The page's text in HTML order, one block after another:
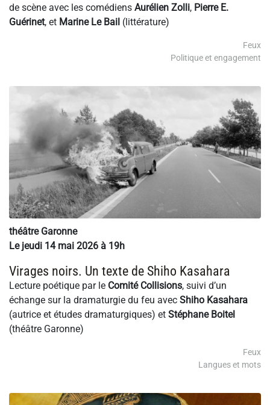
de scène avec les comédiens Aurélien Zolli, Pierre E.
Guérinet, et Marine Le Bail (littérature)
Feux
Politique et engagement
théâtre Garonne
Le jeudi 14 mai 2026 à 19h
Virages noirs. Un texte de Shiho Kasahara
Lecture poétique par le Comité Collisions, suivi d’un
échange sur la dramaturgie du feu avec Shiho Kasahara
(autrice et études dramaturgiques) et Stéphane Boitel
(théâtre Garonne)
Feux
Langues et mots